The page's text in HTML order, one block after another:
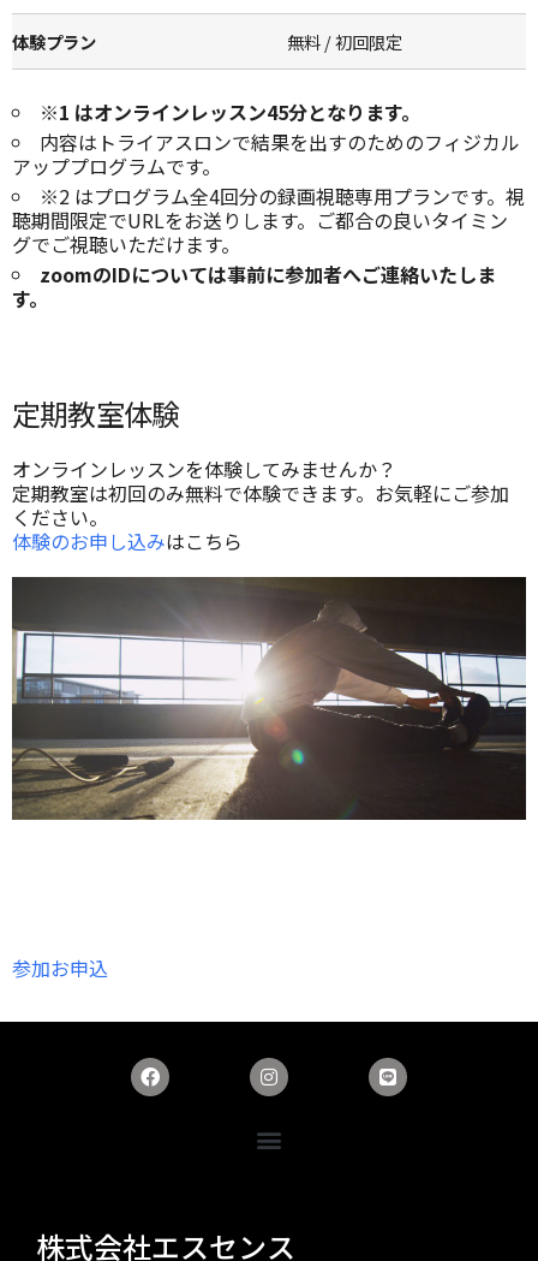
体験プラン 無料 / 初回限定
※1 はオンラインレッスン45分となります。
内容はトライアスロンで結果を出すのためのフィジカル
アッププログラムです。
※2 はプログラム全4回分の録画視聴専用プランです。視
聴期間限定でURLをお送りします。ご都合の良いタイミン
グでご視聴いただけます。
zoomのIDについては事前に参加者へご連絡いたしま
す。
定期教室体験
オンラインレッスンを体験してみませんか？
定期教室は初回のみ無料で体験できます。お気軽にご参加
ください。
体験のお申し込みはこちら
参加お申込
株式会社エスセンス